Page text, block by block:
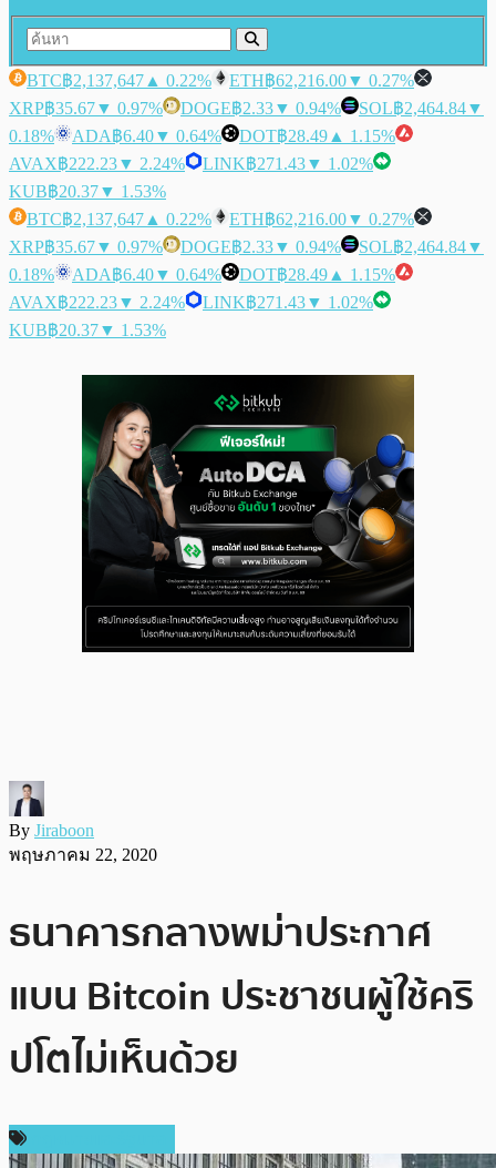
BTC฿2,137,647 ▲ 0.22% ETH฿62,216.00▼ 0.27%
XRP฿35.67▼ 0.97% DOGE฿2.33▼ 0.94% SOL฿2,464.84▼
0.18%
ADA฿6.40▼ 0.64% DOT฿28.49 ▲ 1.15%
AVAX฿222.23▼ 2.24% LINK฿271.43▼ 1.02%
KUB฿20.37▼ 1.53%
BTC฿2,137,647 ▲ 0.22% ETH฿62,216.00▼ 0.27%
XRP฿35.67▼ 0.97% DOGE฿2.33▼ 0.94% SOL฿2,464.84▼
0.18%
ADA฿6.40▼ 0.64% DOT฿28.49 ▲ 1.15%
AVAX฿222.23▼ 2.24% LINK฿271.43▼ 1.02%
KUB฿20.37▼ 1.53%
By Jiraboon
พฤษภาคม 22, 2020
ธนาคารกลางพม่าประกาศ
แบน Bitcoin ประชาชนผู้ใช้คริ
ปโตไม่เห็นด้วย